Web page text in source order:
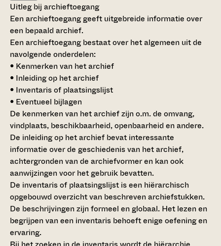
Uitleg bij archieftoegang
Een archieftoegang geeft uitgebreide informatie over
een bepaald archief.
Een archieftoegang bestaat over het algemeen uit de
navolgende onderdelen:
• Kenmerken van het archief
• Inleiding op het archief
• Inventaris of plaatsingslijst
• Eventueel bijlagen
De kenmerken van het archief zijn o.m. de omvang,
vindplaats, beschikbaarheid, openbaarheid en andere.
De inleiding op het archief bevat interessante
informatie over de geschiedenis van het archief,
achtergronden van de archiefvormer en kan ook
aanwijzingen voor het gebruik bevatten.
De inventaris of plaatsingslijst is een hiërarchisch
opgebouwd overzicht van beschreven archiefstukken.
De beschrijvingen zijn formeel en globaal. Het lezen en
begrijpen van een inventaris behoeft enige oefening en
ervaring.